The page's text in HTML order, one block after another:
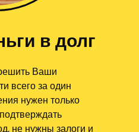
Ваши
всего за один
нужен только
не нужны залоги и
в долг